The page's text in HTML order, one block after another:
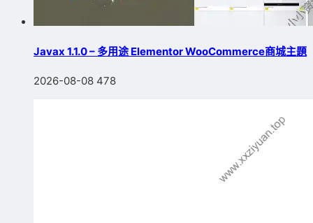
Javax 1.1.0 – 多用途 Elementor WooCommerce商城主題
2026-08-08 478